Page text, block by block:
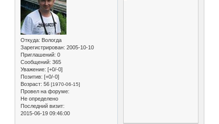
Откуда: Вологда
Зарегистрирован: 2005-10-10
Приглашений: 0
Сообщений: 365
Уважение: [+0/-0]
Позитив: [+0/-0]
Возраст: 56 [1970-06-15]
Провел на форуме:
Не определено
Последний визит:
2015-06-19 09:46:00